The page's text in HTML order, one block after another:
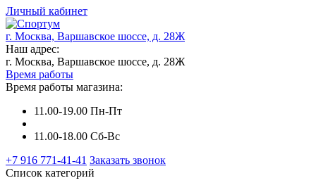
Личный кабинет
г. Москва, Варшавское шоссе, д. 28Ж
Наш адрес:
г. Москва, Варшавское шоссе, д. 28Ж
Время работы
Время работы магазина:
11.00-19.00 Пн-Пт
11.00-18.00 Сб-Вс
+7 916 771-41-41 Заказать звонок
Список категорий